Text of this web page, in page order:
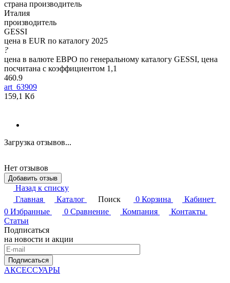
страна производитель
Италия
производитель
GESSI
цена в EUR по каталогу 2025
?
цена в валюте ЕВРО по генеральному каталогу GESSI, цена
посчитана с коэффициентом 1,1
460.9
art_63909
159,1 Кб
Загрузка отзывов...
Нет отзывов
Добавить отзыв
Назад к списку
Главная
Каталог Поиск 0 Корзина
Кабинет
0 Избранные 0 Сравнение Компания
Контакты
Статьи
Подписаться
на новости и акции
Подписаться
АКСЕССУАРЫ